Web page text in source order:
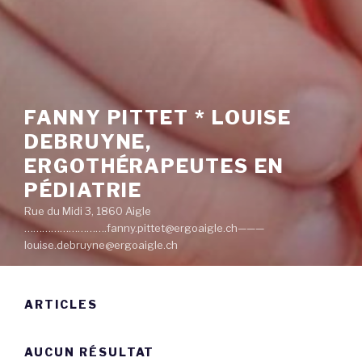
FANNY PITTET * LOUISE
DEBRUYNE,
ERGOTHÉRAPEUTES EN
PÉDIATRIE
Rue du Midi 3, 1860 Aigle
……………………….fanny.pittet@ergoaigle.ch———
louise.debruyne@ergoaigle.ch
ARTICLES
AUCUN RÉSULTAT